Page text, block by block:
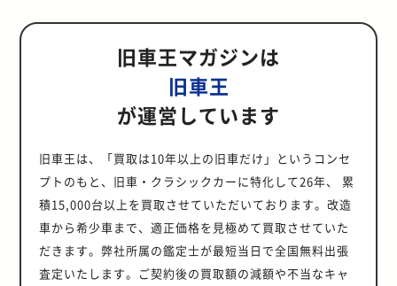
旧車王マガジンは
旧車王
が運営しています
旧車王は、「買取は10年以上の旧車だけ」というコンセ
プトのもと、旧車・クラシックカーに特化して26年、 累
積15,000台以上を買取させていただいております。改造
車から希少車まで、適正価格を見極めて買取させていた
だきます。弊社所属の鑑定士が最短当日で全国無料出張
査定いたします。ご契約後の買取額の減額や不当なキャ